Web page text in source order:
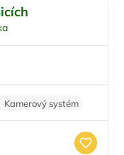
Kamerový systém